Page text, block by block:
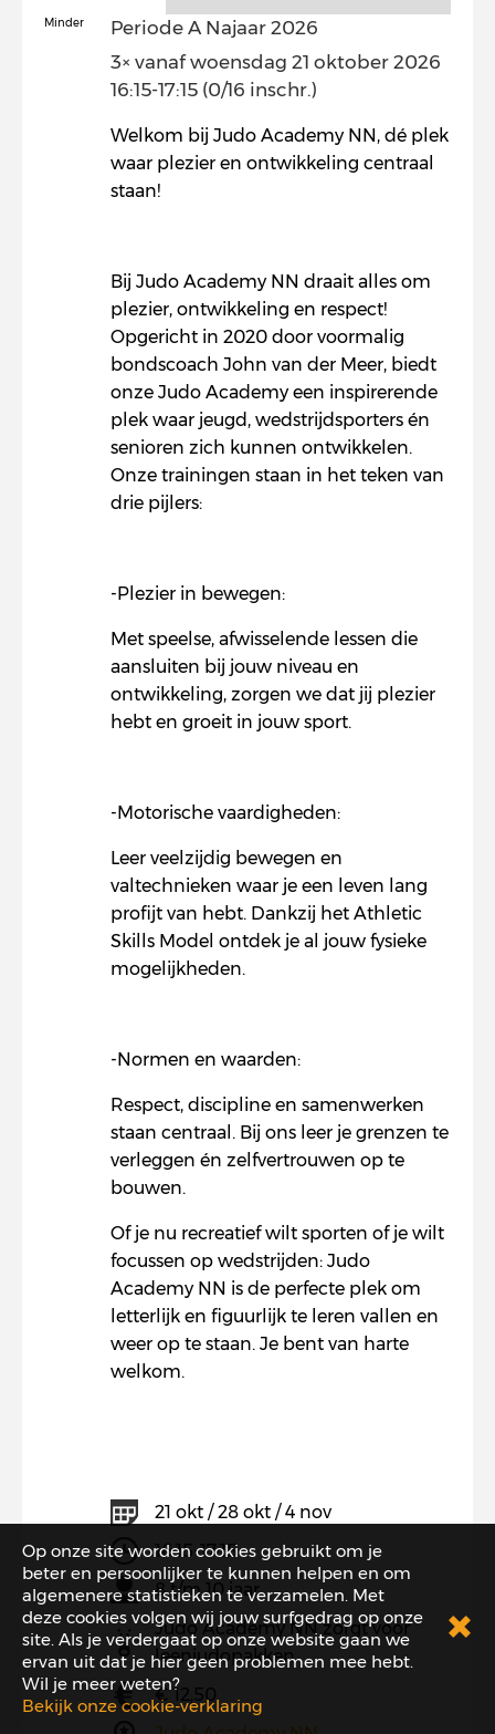
Op onze site worden cookies gebruikt om je
beter en persoonlijker te kunnen helpen en om
algemenere statistieken te verzamelen. Met
deze cookies volgen wij jouw surfgedrag op onze
site. Als je verdergaat op onze website gaan we
ervan uit dat je hier geen problemen mee hebt.
Wil je meer weten?
Bekijk onze cookie-verklaring
Minder
Periode A Najaar 2026
3× vanaf woensdag 21 oktober 2026
16:15-17:15 (0/16 inschr.)
Welkom bij Judo Academy NN, dé plek
waar plezier en ontwikkeling centraal
staan!
Bij Judo Academy NN draait alles om
plezier, ontwikkeling en respect!
Opgericht in 2020 door voormalig
bondscoach John van der Meer, biedt
onze Judo Academy een inspirerende
plek waar jeugd, wedstrijdsporters én
senioren zich kunnen ontwikkelen.
Onze trainingen staan in het teken van
drie pijlers:
-Plezier in bewegen:
Met speelse, afwisselende lessen die
aansluiten bij jouw niveau en
ontwikkeling, zorgen we dat jij plezier
hebt en groeit in jouw sport.
-Motorische vaardigheden:
Leer veelzijdig bewegen en
valtechnieken waar je een leven lang
profijt van hebt. Dankzij het Athletic
Skills Model ontdek je al jouw fysieke
mogelijkheden.
-Normen en waarden:
Respect, discipline en samenwerken
staan centraal. Bij ons leer je grenzen te
verleggen én zelfvertrouwen op te
bouwen.
Of je nu recreatief wilt sporten of je wilt
focussen op wedstrijden: Judo
Academy NN is de perfecte plek om
letterlijk en figuurlijk te leren vallen en
weer op te staan. Je bent van harte
welkom.
21 okt / 28 okt / 4 nov
16:15-17:15
8 t/m 10 jaar
Judo Academy NN zorgt voor
leenjudopakken
€ 12,50